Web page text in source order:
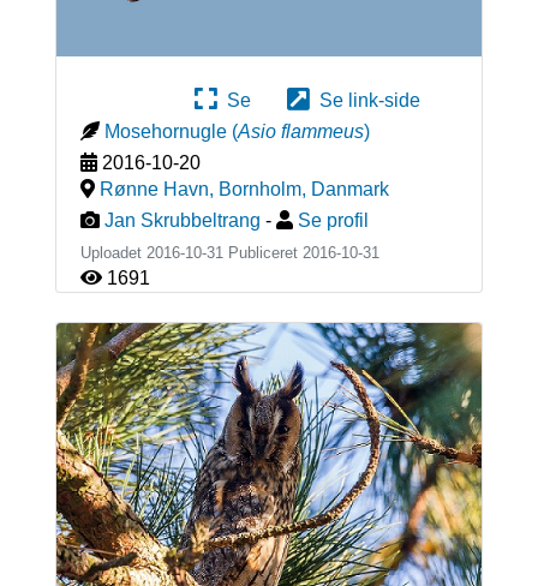
Se
Se link-side
Mosehornugle (Asio flammeus)
2016-10-20
Rønne Havn, Bornholm, Danmark
Jan Skrubbeltrang - Se profil
Uploadet 2016-10-31 Publiceret 2016-10-31
1691